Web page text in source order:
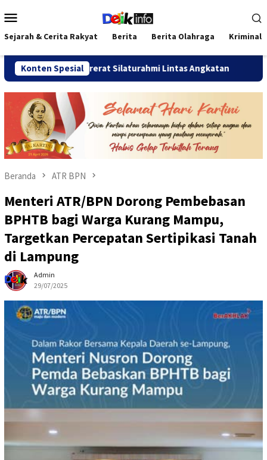
ke
kontenMobile
Sejarah & Cerita Rakyat Berita Berita Olahraga Kriminal
Konten Spesial
Pererat Silaturahmi Lintas Angkatan Jalan Sehat
Beranda ATR BPN
Menteri ATR/BPN Dorong Pembebasan
BPHTB bagi Warga Kurang Mampu,
Targetkan Percepatan Sertipikasi Tanah
di Lampung
Admin
29/07/2025